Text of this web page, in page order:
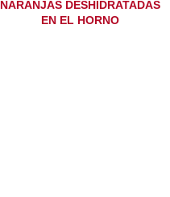
NARANJAS DESHIDRATADAS
EN EL HORNO